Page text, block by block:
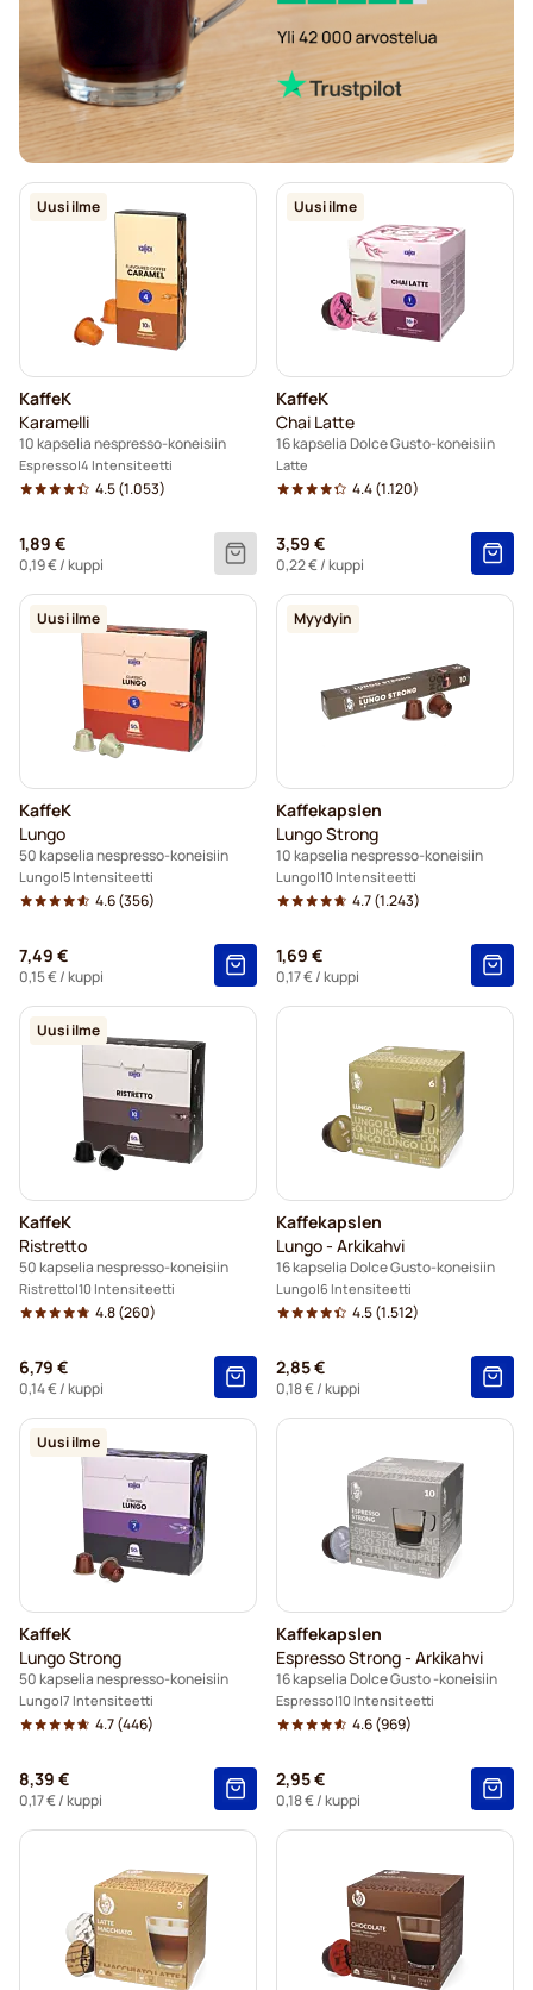
Uusi ilme
KaffeK
Karamelli
10 kapselia nespresso-koneisiin
Espresso 4 Intensiteetti
4.5(1.053)
1,89 €
0,19 €/ kuppi
Uusi ilme
KaffeK
Chai Latte
16 kapselia Dolce Gusto-koneisiin
Latte
4.4(1.120)
3,59 €
0,22 €/ kuppi
Uusi ilme
KaffeK
Lungo
50 kapselia nespresso-koneisiin
Lungo 5 Intensiteetti
4.6(356)
7,49 €
0,15 €/ kuppi
Myydyin
Kaffekapslen
Lungo Strong
10 kapselia nespresso-koneisiin
Lungo 10 Intensiteetti
4.7(1.243)
1,69 €
0,17 €/ kuppi
Uusi ilme
KaffeK
Ristretto
50 kapselia nespresso-koneisiin
Ristretto 10 Intensiteetti
4.8(260)
6,79 €
0,14 €/ kuppi
Kaffekapslen
Lungo - Arkikahvi
16 kapselia Dolce Gusto-koneisiin
Lungo 6 Intensiteetti
4.5(1.512)
2,85 €
0,18 €/ kuppi
Uusi ilme
KaffeK
Lungo Strong
50 kapselia nespresso-koneisiin
Lungo 7 Intensiteetti
4.7(446)
8,39 €
0,17 €/ kuppi
Kaffekapslen
Espresso Strong - Arkikahvi
16 kapselia Dolce Gusto -koneisiin
Espresso 10 Intensiteetti
4.6(969)
2,95 €
0,18 €/ kuppi